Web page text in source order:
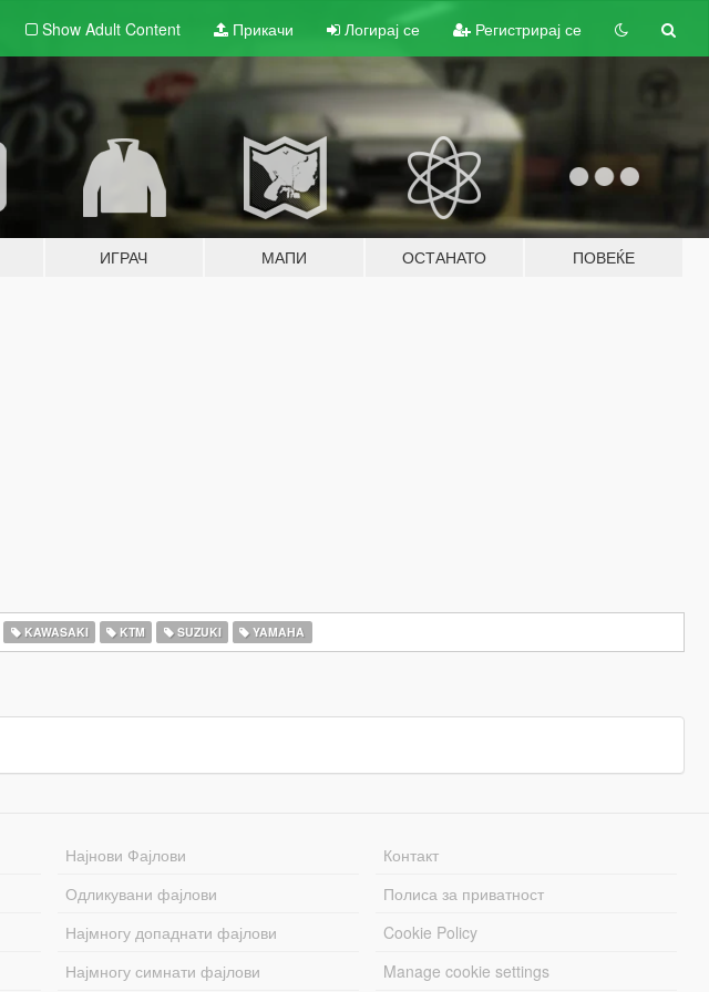
Show Adult Content Прикачи Логирај се Регистрирај се
ИГРАЧ МАПИ ОСТАНАТО ПОВЕЌЕ
KAWASAKI KTM SUZUKI YAMAHA
Најнови Фајлови
Одликувани фајлови
Најмногу допаднати фајлови
Најмногу симнати фајлови
Контакт
Полиса за приватност
Cookie Policy
Manage cookie settings